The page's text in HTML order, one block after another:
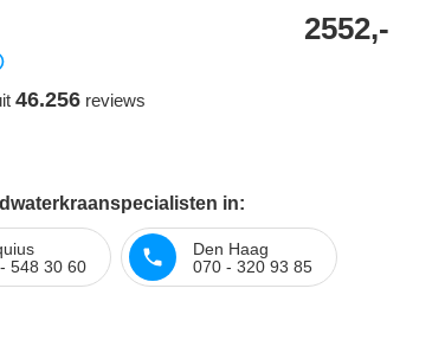
2552,-
46.256 reviews
in:
548 30 60
Den Haag
070 - 320 93 85